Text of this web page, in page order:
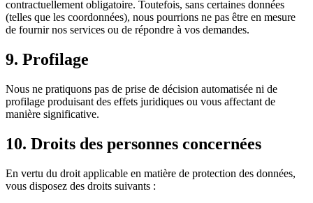
contractuellement obligatoire. Toutefois, sans certaines données
(telles que les coordonnées), nous pourrions ne pas être en mesure
de fournir nos services ou de répondre à vos demandes.
9. Profilage
Nous ne pratiquons pas de prise de décision automatisée ni de
profilage produisant des effets juridiques ou vous affectant de
manière significative.
10. Droits des personnes concernées
En vertu du droit applicable en matière de protection des données,
vous disposez des droits suivants :